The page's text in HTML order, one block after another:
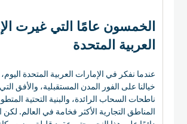
الخمسون عامًا التي غيرت
العربية المتحدة
عندما نفكر في الإمارات العربية المتحدة
خيالنا على الفور المدن المستقبلية، والأفق
ناطحات السحاب الرائدة، والبنية التحتية
المناطق التجارية الأكثر فخامة في العالم. لكن